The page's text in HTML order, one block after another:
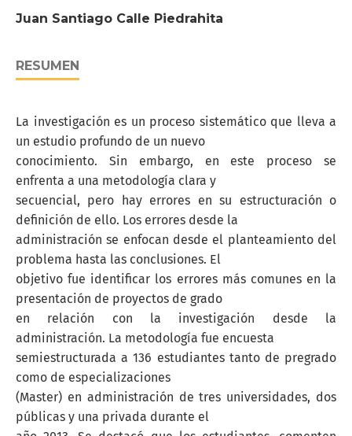
Juan Santiago Calle Piedrahita
RESUMEN
La investigación es un proceso sistemático que lleva a
un estudio profundo de un nuevo
conocimiento. Sin embargo, en este proceso se
enfrenta a una metodología clara y
secuencial, pero hay errores en su estructuración o
definición de ello. Los errores desde la
administración se enfocan desde el planteamiento del
problema hasta las conclusiones. El
objetivo fue identificar los errores más comunes en la
presentación de proyectos de grado
en relación con la investigación desde la
administración. La metodología fue encuesta
semiestructurada a 136 estudiantes tanto de pregrado
como de especializaciones
(Master) en administración de tres universidades, dos
públicas y una privada durante el